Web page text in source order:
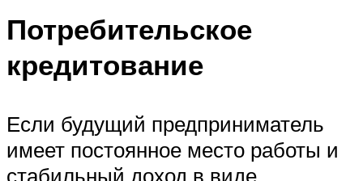
Потребительское
кредитование
Если будущий предприниматель
имеет постоянное место работы и
стабильный доход в виде